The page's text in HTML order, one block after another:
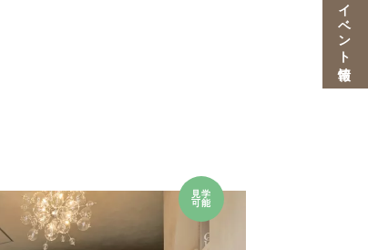
イベント情報
見学
可能